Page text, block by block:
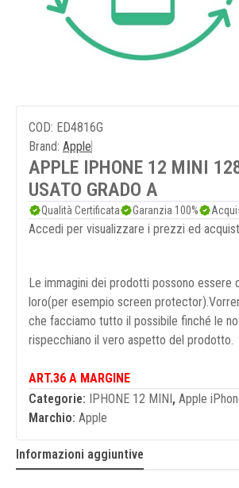
COD: ED4816G
Brand: Apple
APPLE IPHONE 12 MINI
USATO GRADO A
Qualità Certificata Garanzia 100%
Accedi per visualizzare i prezzi ed
Le immagini dei prodotti possono essere
loro(per esempio screen
che facciamo tutto il possibile finché le
rispecchiano il vero aspetto del prodotto.
ART.36 A MARGINE
Categorie:
IPHONE 12 MINI , Apple
Marchio: Apple
Informazioni aggiuntive